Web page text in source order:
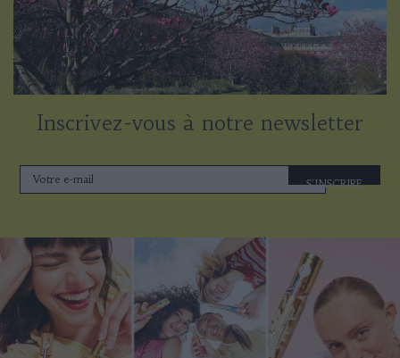
Inscrivez-vous à notre newsletter
S'INSCRIRE